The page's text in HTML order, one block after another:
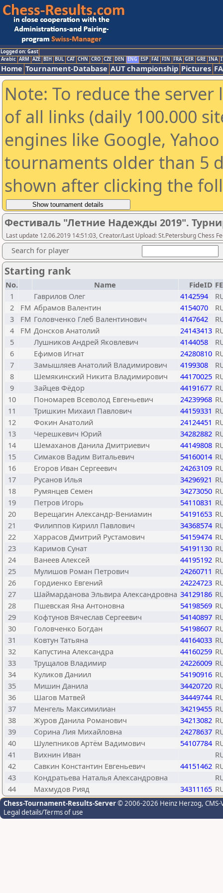
Logged on: Gast
Arabic ARM AZE BIH BUL CAT CHN CRO CZE DEN ENG ESP FAI FIN FRA GER GRE INA
Home Tournament-Database AUT championship Pictures
Note: To reduce the
of all links (daily 100.000
engines like Google,
tournaments older than 5
shown after clicking the
Фестиваль "Летние Надежды 2019".
Last update 12.06.2019 14:51:03, Creator/Last Upload: St.Petersburg Chess
Search for player
Starting rank
No. Name FideID
1
Гаврилов Олег 4142594
2
FM Абрамов Валентин 4154070
3
FM Головченко Глеб Валентинович 4147642
4
FM Донсков Анатолий 24143413
5
Лушников Андрей Яковлевич 4144058
6
Ефимов Игнат 24280810
7
Замышляев Анатолий Владимирович 4199308
8
Шемякинский Никита Владимирович 44170025
9
Зайцев Фёдор 44191677
10
Пономарев Всеволод Евгеньевич 24239968
11
Тришкин Михаил Павлович 44159331
12
Фокин Анатолий 24124451
13
Черешкевич Юрий 34282882
14
Шемаханов Данила Дмитриевич 44149808
15
Симаков Вадим Витальевич 54160014
16
Егоров Иван Сергеевич 24263109
17
Русанов Илья 34296921
18
Румянцев Семен 34273050
19
Петров Игорь 54110831
20
Верещагин Александр-Вениамин 54191653
21
Филиппов Кирилл Павлович 34368574
22
Харрасов Дмитрий Рустамович 54159474
23
Каримов Сунат 54191130
24
Ванеев Алексей 44195192
25
Мулишов Роман Петрович 24260711
26
Гордиенко Евгений 24224723
27
Шаймарданова Эльвира Александровна 34129186
28
Пшевская Яна Антоновна 54198569
29
Кофтунов Вячеслав Сергеевич 54140897
30
Головченко Богдан 54198607
31
Ковтун Татьяна 44164033
32
Капустина Александра 44160259
33
Трущалов Владимир 24226009
34
Куликов Даниил 54190916
35
Мишин Данила 34420720
36
Шагов Матвей 34449744
37
Менгель Максимилиан 34219455
38
Журов Данила Романович 34213082
39
Сорина Лия Михайловна 24278637
40
Шулепников Артём Вадимович 54107784
41
Вихнин Иван
42
Савкин Константин Евгеньевич 44151462
43
Кондратьева Наталья Александровна
44
Махмудов Рияд 34311165
Chess-Tournament-Results-Server© 2006-2026 Heinz Herzog,
Legal details/Terms of use